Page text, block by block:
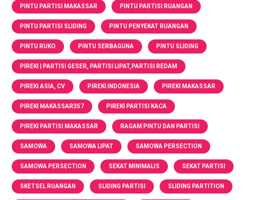
PINTU PARTISI MAKASSAR PINTU PARTISI RUANGAN
PINTU PARTISI SLIDING PINTU PENYEKAT RUANGAN
PINTU RUKO PINTU SERBAGUNA PINTU SLIDING
PIREKI | PARTISI GESER, PARTISI LIPAT,PARTISI REDAM
PIREKI ASIA, CV PIREKI INDONESIA PIREKI MAKASSAR
PIREKI MAKASSAR357 PIREKI PARTISI KACA
PIREKI PARTISI MAKASSAR RAGAM PINTU DAN PARTISI
SAMOWA SAMOWA LIPAT SAMOWA PERSECTION
SAMOWA PERSECTION SEKAT MINIMALIS SEKAT PARTISI
SKETSEL RUANGAN SLIDING PARTISI SLIDING PARTITION